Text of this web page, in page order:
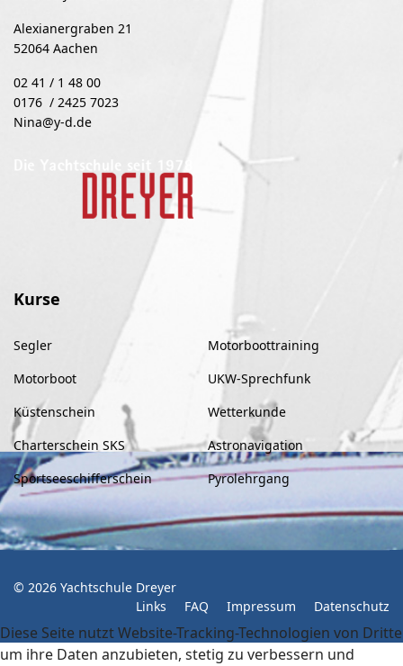
Alexianergraben 21
52064 Aachen
02 41 / 1 48 00
0176 / 2425 7023
Nina@y-d.de
Kurse
Segler
Motorboot
Küstenschein
Charterschein SKS
Sportseeschifferschein
Motorboottraining
UKW-Sprechfunk
Wetterkunde
Astronavigation
Pyrolehrgang
© 2026 Yachtschule Dreyer
Links
FAQ Impressum Datenschutz
Diese Seite nutzt Website-Tracking-Technologien von
um ihre Daten anzubieten, stetig zu verbessern und